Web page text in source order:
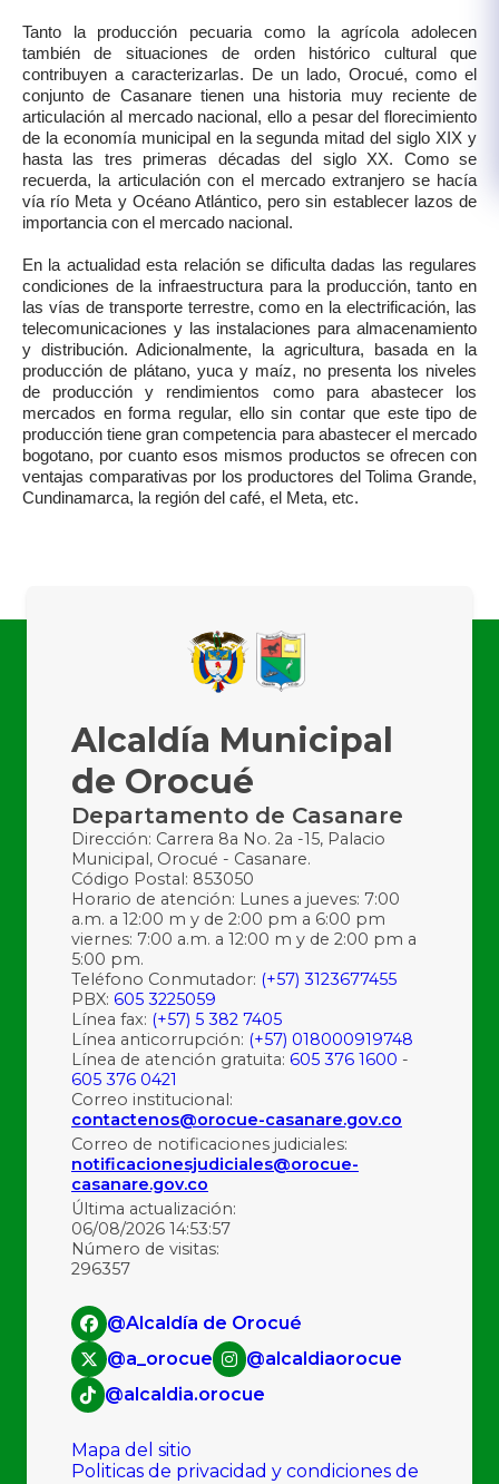
Tanto la producción pecuaria como la agrícola adolecen
también de situaciones de orden histórico cultural que
contribuyen a caracterizarlas. De un lado, Orocué, como el
conjunto de Casanare tienen una historia muy reciente de
articulación al mercado nacional, ello a pesar del florecimiento
de la economía municipal en la segunda mitad del siglo XIX y
hasta las tres primeras décadas del siglo XX. Como se
recuerda, la articulación con el mercado extranjero se hacía
vía río Meta y Océano Atlántico, pero sin establecer lazos de
importancia con el mercado nacional.
En la actualidad esta relación se dificulta dadas las regulares
condiciones de la infraestructura para la producción, tanto en
las vías de transporte terrestre, como en la electrificación, las
telecomunicaciones y las instalaciones para almacenamiento
y distribución. Adicionalmente, la agricultura, basada en la
producción de plátano, yuca y maíz, no presenta los niveles
de producción y rendimientos como para abastecer los
mercados en forma regular, ello sin contar que este tipo de
producción tiene gran competencia para abastecer el mercado
bogotano, por cuanto esos mismos productos se ofrecen con
ventajas comparativas por los productores del Tolima Grande,
Cundinamarca, la región del café, el Meta, etc.
Alcaldía Municipal
de Orocué
Departamento de Casanare
Dirección: Carrera 8a No. 2a -15, Palacio
Municipal, Orocué - Casanare.
Código Postal: 853050
Horario de atención: Lunes a jueves: 7:00
a.m. a 12:00 m y de 2:00 pm a 6:00 pm
viernes: 7:00 a.m. a 12:00 m y de 2:00 pm a
5:00 pm.
Teléfono Conmutador: (+57) 3123677455
PBX: 605 3225059
Línea fax: (+57) 5 382 7405
Línea anticorrupción: (+57) 018000919748
Línea de atención gratuita: 605 376 1600 -
605 376 0421
Correo institucional:
contactenos@orocue-casanare.gov.co
Correo de notificaciones judiciales:
notificacionesjudiciales@orocue-
casanare.gov.co
Última actualización:
06/08/2026 14:53:57
Número de visitas:
296357
@Alcaldía de Orocué
@a_orocue
@alcaldiaorocue
@alcaldia.orocue
Mapa del sitio
Politicas de privacidad y condiciones de